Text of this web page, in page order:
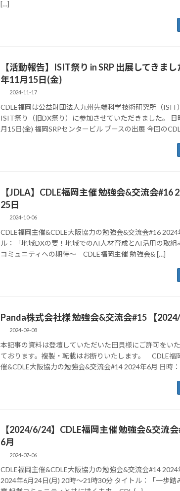
[…]
【活動報告】ISIT祭り in SRP 出展してきま
年11月15日(金)
2024-11-17
CDLE福岡は公益財団法人九州先端科学技術研究所（ISIT
ISIT祭り（旧DX祭り）に参加させていただきました。 日
月15日(金) 福岡SRPセンタービル ブースの出展 今回の
【JDLA】CDLE福岡主催 勉強会&交流会#16
25日
2024-10-06
CDLE福岡主催&CDLE大阪協力の勉強会&交流会#16 2024
ル：「地域DXの要！地域でのAI人材育成とAI活用の取組
コミュニティへの期待～ CDLE福岡主催 勉強会& […]
Panda株式会社様 勉強会&交流会#15 【2024/
2024-09-08
本記事の資料は登壇していただいた田貝様にご許可をい
ております。複製・転載はお断りいたします。 CDLE福
催&CDLE大阪協力の勉強会&交流会#14 2024年6月 日時
【2024/6/24】CDLE福岡主催 勉強会&交流
6月
2024-07-06
CDLE福岡主催&CDLE大阪協力の勉強会&交流会#14 2024
2024年6月24日(月) 20時～21時30分 タイトル：「一歩踏